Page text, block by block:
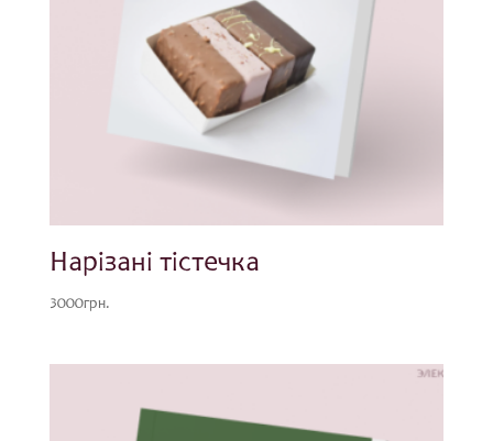
Нарізані тістечка
3000грн.